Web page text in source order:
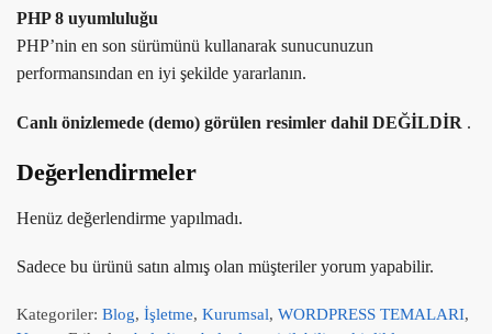
PHP 8 uyumluluğu
PHP’nin en son sürümünü kullanarak sunucunuzun
performansından en iyi şekilde yararlanın.
Canlı önizlemede (demo) görülen resimler dahil DEĞİLDİR .
Değerlendirmeler
Henüz değerlendirme yapılmadı.
Sadece bu ürünü satın almış olan müşteriler yorum yapabilir.
Kategoriler: Blog, İşletme, Kurumsal, WORDPRESS TEMALARI,